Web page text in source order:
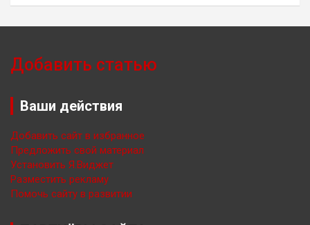
Добавить статью
Ваши действия
Добавить сайт в избранное
Предложить свой материал
Установить Я.Виджет
Разместить рекламу
Помочь сайту в развитии